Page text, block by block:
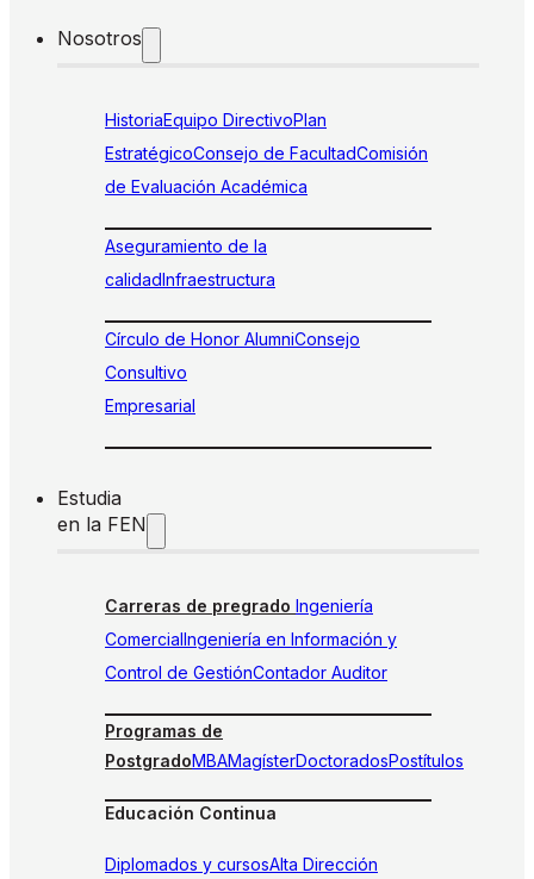
Nosotros
HistoriaEquipo DirectivoPlan
EstratégicoConsejo de FacultadComisión
de Evaluación Académica
Aseguramiento de la
calidadInfraestructura
Círculo de Honor AlumniConsejo
Consultivo
Empresarial
Estudia
en la FEN
Carreras de pregrado Ingeniería
ComercialIngeniería en Información y
Control de GestiónContador Auditor
Programas de
PostgradoMBAMagísterDoctoradosPostítulos
Educación Continua
Diplomados y cursosAlta Dirección